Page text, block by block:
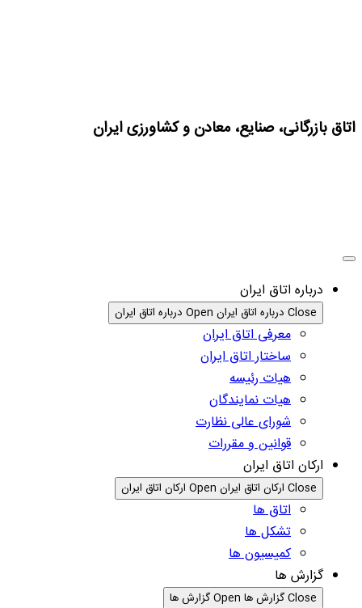
اتاق بازرگانی، صنایع، معادن و کشاورزی ایران
درباره اتاق ایران
Close درباره اتاق ایران Open درباره اتاق ایران
معرفی اتاق ایران
ساختار اتاق ایران
هیات رئیسه
هیات نمایندگان
شورای عالی نظارت
قوانین و مقررات
ارکان اتاق ایران
Close ارکان اتاق ایران Open ارکان اتاق ایران
اتاق ها
تشکل ها
کمیسیون ها
گزارش ها
Close گزارش ها Open گزارش ها